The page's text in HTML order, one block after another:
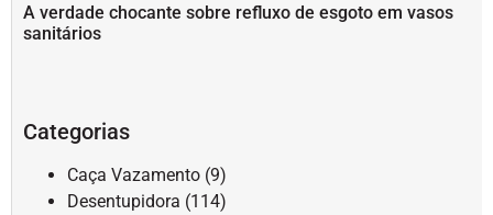
A verdade chocante sobre refluxo de esgoto em vasos
sanitários
Categorias
Caça Vazamento (9)
Desentupidora (114)